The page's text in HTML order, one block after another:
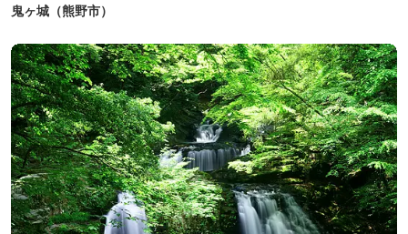
鬼ヶ城（熊野市）